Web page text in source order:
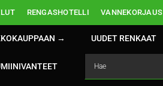
RENGASHOTELLI VANNEKORJAUS
→ UUDET RENKAAT